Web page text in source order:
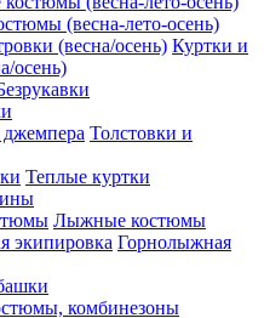
(весна-лето-осень)
Куртки и
осень)
Толстовки и
Теплые куртки
Лыжные костюмы
Горнолыжная